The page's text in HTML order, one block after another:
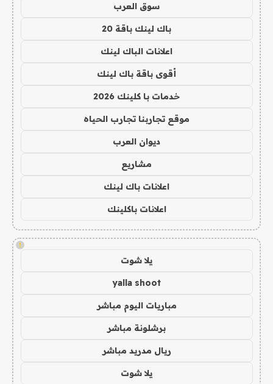
سوق العرب
باك لينك باقة 20
اعلانات الباك لينك
أقوى باقة باك لينك
خدمات با كلينك 2026
موقع تجاربنا تجارب الحياه
ديوان العرب
مشاريع
اعلانات باك لينك
اعلانات باكلينك
!
يلا شوت
yalla shoot
مباريات اليوم مباشر
برشلونة مباشر
ريال مدريد مباشر
يلا شوت